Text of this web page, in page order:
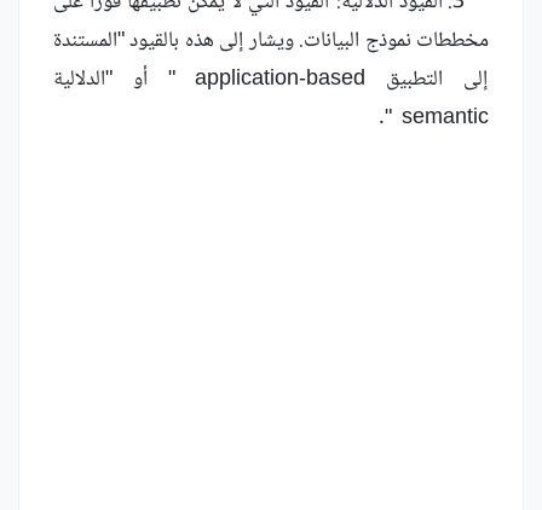
مخططات نموذج البيانات. ويشار إلى هذه بالقيود "المستندة
إلى التطبيق application-based " أو "الدلالية
semantic ".